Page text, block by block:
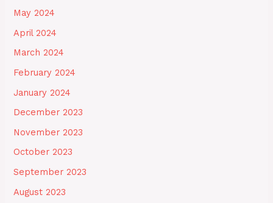
May 2024
April 2024
March 2024
February 2024
January 2024
December 2023
November 2023
October 2023
September 2023
August 2023